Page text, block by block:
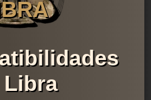
Libra